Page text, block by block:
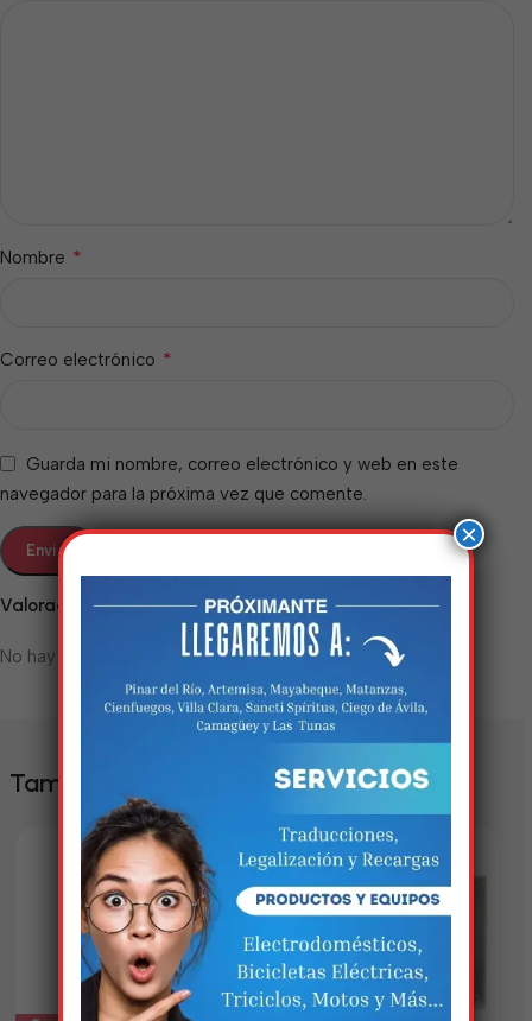
Valoraciones
No hay valoraciones aún.
Nombre *
Correo electrónico *
Guarda mi nombre, correo electrónico y web en este
navegador para la próxima vez que comente.
También te puede interesar
×
Estamos trabalhando
nisso!
Em breve, esta página estará
disponível com novidades
incríveis. Agradecemos pela
paciência e compreensão.